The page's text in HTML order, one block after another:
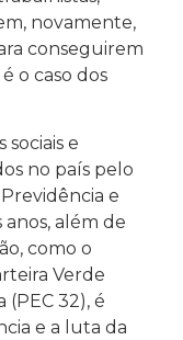
novamente,
conseguirem
o caso dos
e
no país pelo
e
além de
como o
Verde
32), é
e a luta da